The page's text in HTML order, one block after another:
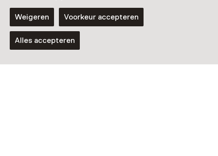
Weigeren Voorkeur accepteren
Alles accepteren
Lezing
Wat zit er 250 meter diep onder je
voeten?
Zondag 9 augustus van 14 tot 15 uur